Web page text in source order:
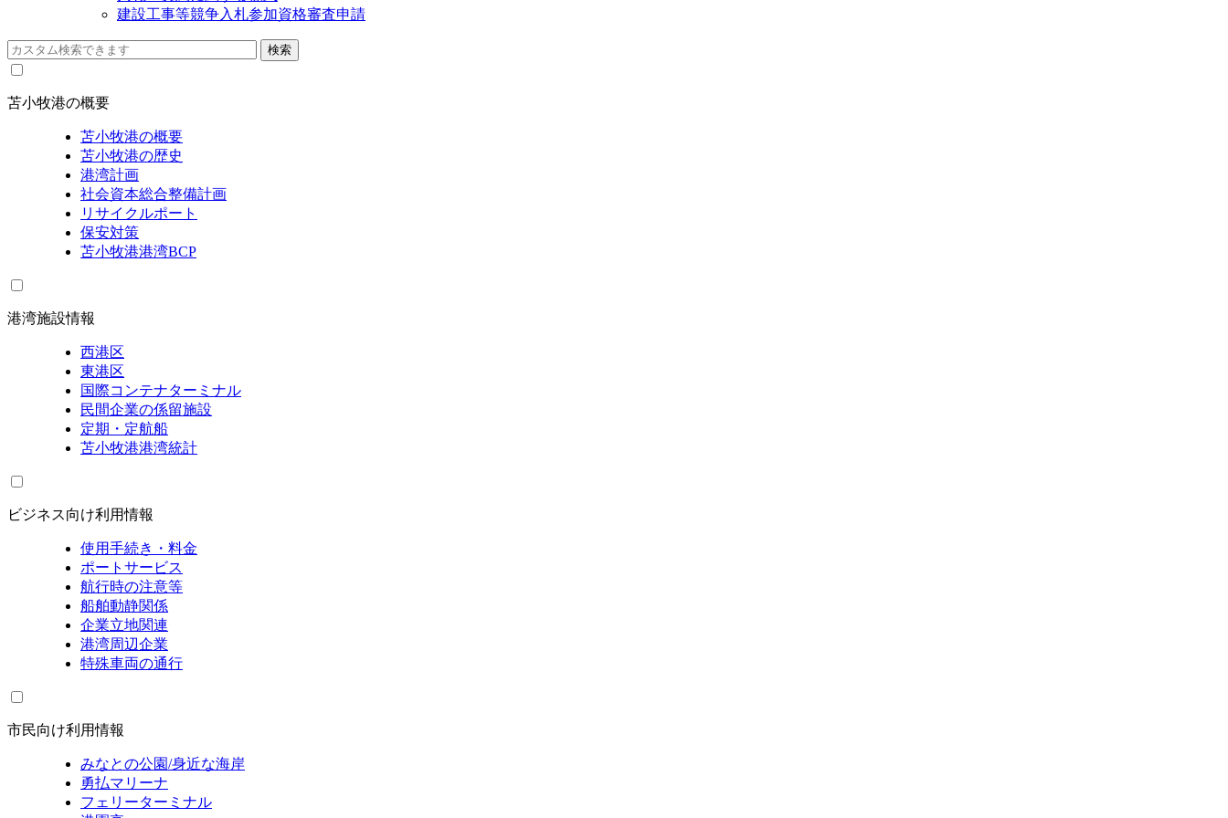
建設工事等競争入札参加資格審査申請
苫小牧港の概要
苫小牧港の概要
苫小牧港の歴史
港湾計画
社会資本総合整備計画
リサイクルポート
保安対策
苫小牧港港湾BCP
港湾施設情報
西港区
東港区
国際コンテナターミナル
民間企業の係留施設
定期・定航船
苫小牧港港湾統計
ビジネス向け利用情報
使用手続き・料金
ポートサービス
航行時の注意等
船舶動静関係
企業立地関連
港湾周辺企業
特殊車両の通行
市民向け利用情報
みなとの公園/身近な海岸
勇払マリーナ
フェリーターミナル